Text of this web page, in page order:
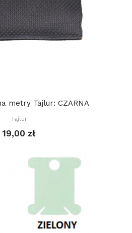
metry Tajlur: CZARNA
Tajlur
19,00 zł